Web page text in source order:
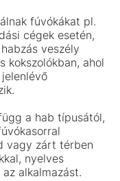
fúvókákat pl.
cégek esetén,
veszély
kokszolókban, ahol
a hab típusától,
vagy zárt térben
nyelves
alkalmazást.